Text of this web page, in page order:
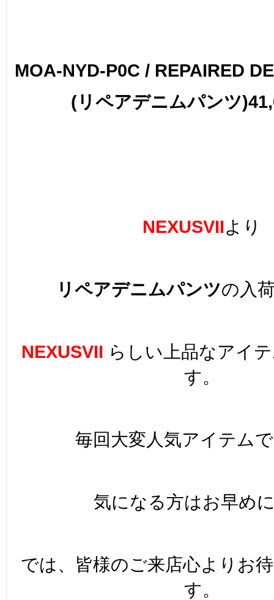
MOA-NYD-P0C / REPAIRED
(リペアデニムパンツ
NEXUSVIIより
リペアデニムパンツの入
NEXUSVII らしい上品なアイ
す。
毎回大変人気アイテム
気になる方はお早め
では、皆様のご来店心よりお
す。